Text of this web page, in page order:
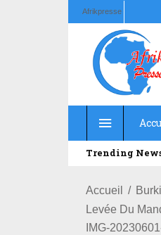
Afrikpresse
Trending
Accueil
Levée Du
IMG-